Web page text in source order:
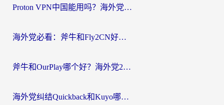
Proton VPN中国能用吗？海外党选回国加速器的避坑指南（附番茄加速器实测）
海外党必看：斧牛和Fly2CN好用吗？3招教你选对回国加速器（附免费试用攻略）
斧牛和OurPlay哪个好？海外党2026亲测：选对加速器，国内资源秒加载
海外党纠结Quickback和Kuyo哪个好？选对回国加速器才能无缝刷国内资源